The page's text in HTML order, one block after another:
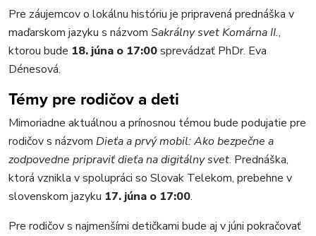
Pre záujemcov o lokálnu históriu je pripravená prednáška v
maďarskom jazyku s názvom Sakrálny svet Komárna II.,
ktorou bude 18. júna o 17:00sprevádzať PhDr. Eva
Dénesová.
Témy pre rodičov a deti
Mimoriadne aktuálnou a prínosnou témou bude podujatie pre
rodičov s názvom Dieťa a prvý mobil: Ako bezpečne a
zodpovedne pripraviť dieťa na digitálny svet. Prednáška,
ktorá vznikla v spolupráci so Slovak Telekom, prebehne v
slovenskom jazyku 17. júna o 17:00.
Pre rodičov s najmenšími detičkami bude aj v júni pokračovať